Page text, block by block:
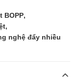
BOPP,
,
nghệ đẩy nhiều